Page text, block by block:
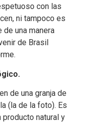
con las
ni tampoco es
una manera
de Brasil
de una granja de
(la de la foto). Es
natural y